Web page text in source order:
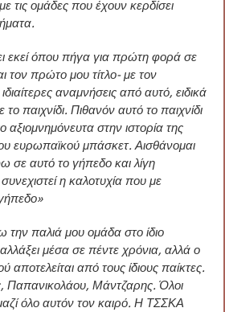
τις ομάδες που έχουν κερδίσει
εκεί όπου πήγα για πρώτη φορά σε
τον πρώτο μου τίτλο- με τον
αναμνήσεις από αυτό, ειδικά
παιχνίδι. Πιθανόν αυτό το παιχνίδι
αξιομνημόνευτα στην ιστορία της
ευρωπαϊκού μπάσκετ. Αισθάνομαι
σε αυτό το γήπεδο και λίγη
η καλοτυχία που με
την παλιά μου ομάδα στο ίδιο
μέσα σε πέντε χρόνια, αλλά ο
από τους ίδιους παίκτες.
Παπανικολάου, Μάντζαρης. Όλοι
μαζί όλο αυτόν τον καιρό. Η ΤΣΣΚΑ